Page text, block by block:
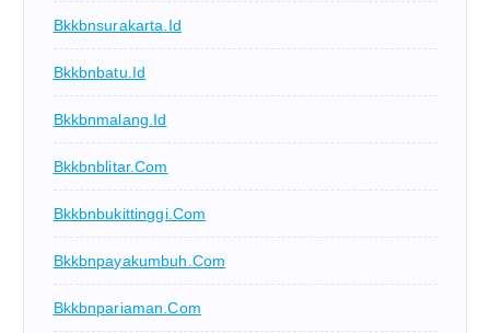
Bkkbnsurakarta.id
Bkkbnbatu.id
Bkkbnmalang.id
Bkkbnblitar.com
Bkkbnbukittinggi.com
Bkkbnpayakumbuh.com
Bkkbnpariaman.com